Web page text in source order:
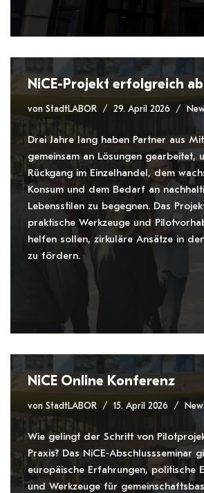
NiCE-Projekt erfolgreich
von StadtLABOR 29. April 2026
Drei Jahre lang haben Partner aus
gemeinsam an Lösungen gearbeitet,
Rückgang im Einzelhandel, dem
Konsum und dem Bedarf an
Lebensstilen zu begegnen. Das
praktische Werkzeuge und
helfen sollen, zirkuläre Ansätze in
zu fördern.
NiCE Online Konferenz
von StadtLABOR 15. April 2026
Wie gelingt der Schritt von
Praxis? Das NiCE‑Abschlussseminar
europäische Erfahrungen, politische
und Werkzeuge für